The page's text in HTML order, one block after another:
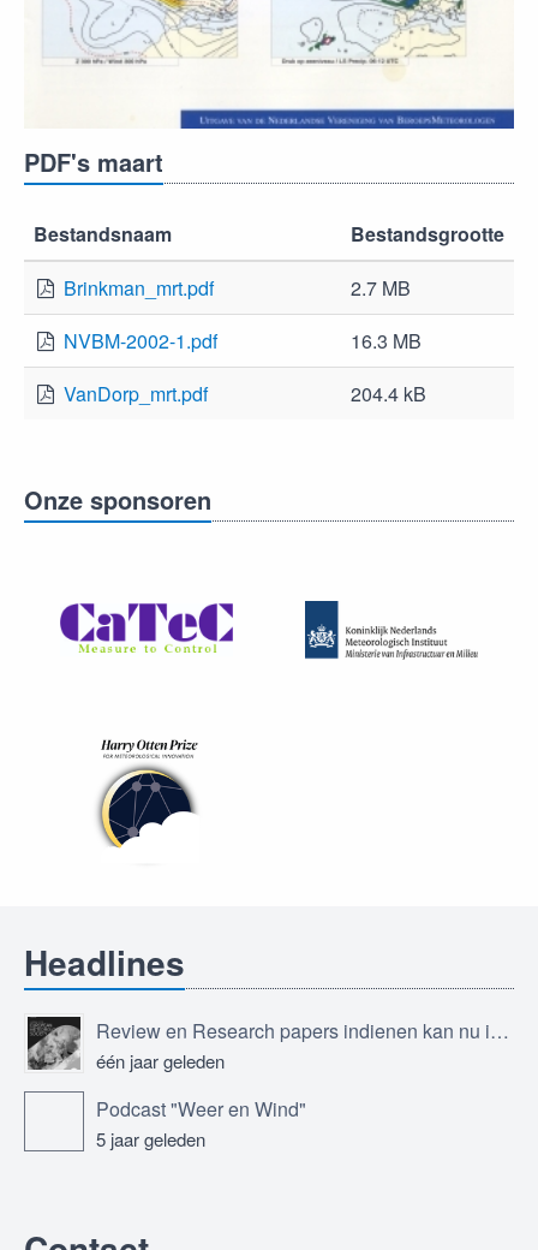
PDF's maart
Bestandsnaam
Bestandsgrootte
Brinkman_mrt.pdf
2.7 MB
NVBM-2002-1.pdf
16.3 MB
VanDorp_mrt.pdf
204.4 kB
Onze sponsoren
Headlines
Review en Research papers indienen kan nu in Journal of the European Meteorological Society
één jaar geleden
Podcast "Weer en Wind"
5 jaar geleden